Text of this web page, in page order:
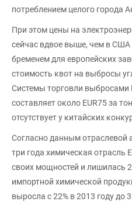
потреблением целого города
При этом цены на
сейчас вдвое выше, чем в
бременем для европейских
стоимость квот на выбросы
Системы торговли выбросами
составляет около EUR75 за
отсутствует у китайских
Согласно данным отраслевой
три года химическая отрасль
своих мощностей и лишилась
импортной химической
выросла с 22% в 2013 году до